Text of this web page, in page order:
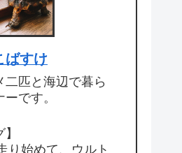
ばすけ
二匹と海辺で暮ら
です。
り始めて、ウルト